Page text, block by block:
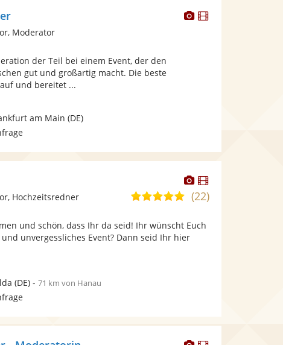
DieserDieser
Moderator
der Teil bei einem Event, der den
gut und großartig macht. Die beste
und bereitet ...
am Main (DE)
Dieser
Künstler
stellt
Fotos
bereit.
Dieser
Künstler
5,0
5
Sternen
(22)
Hochzeitsredner
und schön, dass Ihr da seid! Ihr wünscht Euch
unvergessliches Event? Dann seid Ihr hier
(DE)- 71 km von Hanau